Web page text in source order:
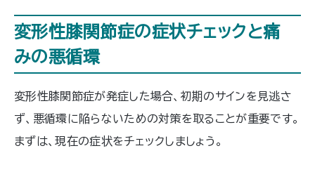
変形性膝関節症の症状チェックと痛
みの悪循環
変形性膝関節症が発症した場合、初期のサインを見逃さ
ず、悪循環に陥らないための対策を取ることが重要です。
まずは、現在の症状をチェックしましょう。